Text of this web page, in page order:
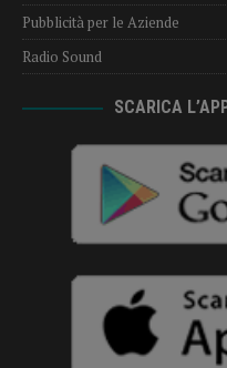
Pubblicità per le Aziende
Radio Sound
SCARICA